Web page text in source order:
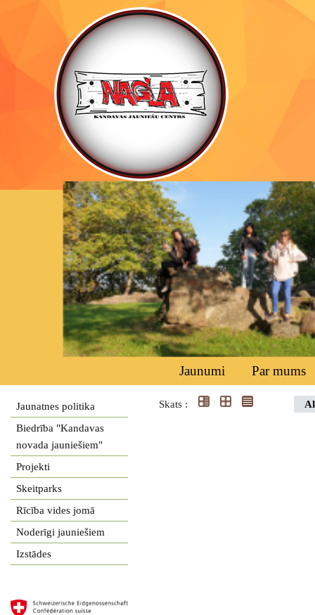
Jaunumi Par mums
Jaunatnes politika
Biedrība "Kandavas
novada jauniešiem"
Projekti
Skeitparks
Rīcība vides jomā
Noderīgi jauniešiem
Izstādes
Skats :